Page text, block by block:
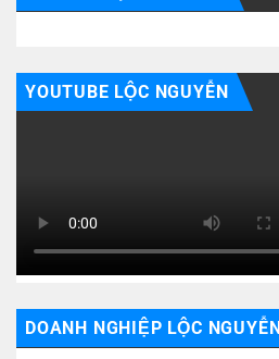
YOUTUBE LỘC NGUYỄN
DOANH NGHIỆP LỘC NGUYỄN